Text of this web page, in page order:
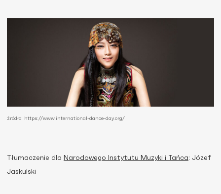
źródło: https://www.international-dance-day.org/
Tłumaczenie dla Narodowego Instytutu Muzyki i Tańca: Józef
Jaskulski